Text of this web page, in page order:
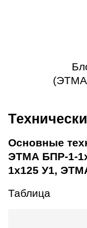
(ЭТМА
Основные
ЭТМА БПР-1-
1х125 У1,
Таблица